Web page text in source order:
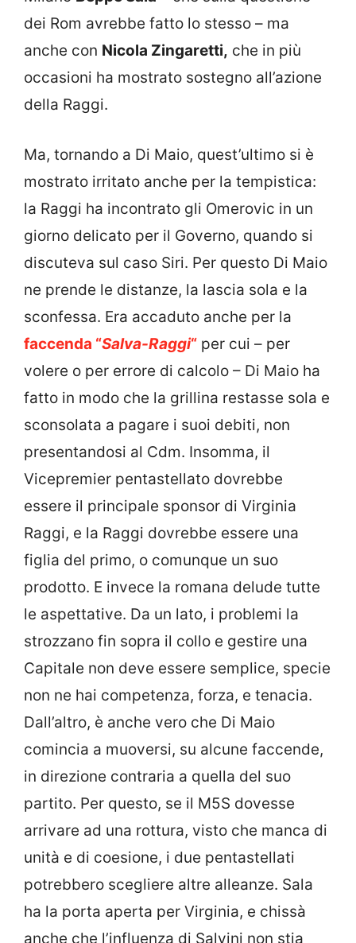
dei Rom avrebbe fatto lo stesso – ma
anche con Nicola Zingaretti, che in più
occasioni ha mostrato sostegno all’azione
della Raggi.
Ma, tornando a Di Maio, quest’ultimo si è
mostrato irritato anche per la tempistica:
la Raggi ha incontrato gli Omerovic in un
giorno delicato per il Governo, quando si
discuteva sul caso Siri. Per questo Di Maio
ne prende le distanze, la lascia sola e la
sconfessa. Era accaduto anche per la
faccenda “Salva-Raggi“ per cui – per
volere o per errore di calcolo – Di Maio ha
fatto in modo che la grillina restasse sola e
sconsolata a pagare i suoi debiti, non
presentandosi al Cdm. Insomma, il
Vicepremier pentastellato dovrebbe
essere il principale sponsor di Virginia
Raggi, e la Raggi dovrebbe essere una
figlia del primo, o comunque un suo
prodotto. E invece la romana delude tutte
le aspettative. Da un lato, i problemi la
strozzano fin sopra il collo e gestire una
Capitale non deve essere semplice, specie
non ne hai competenza, forza, e tenacia.
Dall’altro, è anche vero che Di Maio
comincia a muoversi, su alcune faccende,
in direzione contraria a quella del suo
partito. Per questo, se il M5S dovesse
arrivare ad una rottura, visto che manca di
unità e di coesione, i due pentastellati
potrebbero scegliere altre alleanze. Sala
ha la porta aperta per Virginia, e chissà
anche che l’influenza di Salvini non stia